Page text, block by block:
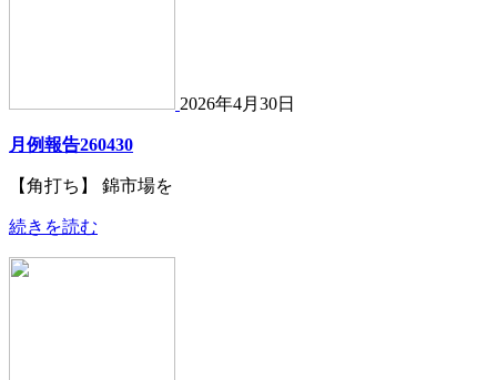
2026年4月30日
月例報告260430
【角打ち】 錦市場を
続きを読む